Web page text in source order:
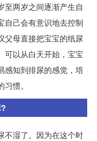
至两岁之间逐渐产生自
自己会有意识地去控制
父母直接把宝宝的纸尿
可以从白天开始，宝宝
感知到排尿的感觉，培
惯。
不湿了。因为在这个时